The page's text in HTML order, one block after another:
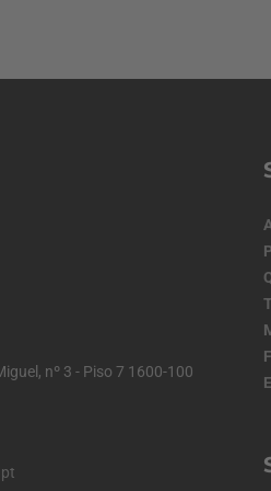
nº 3 - Piso 7 1600-100